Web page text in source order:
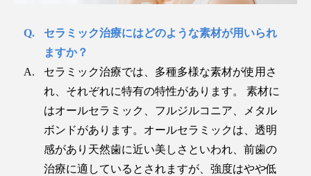
セラミック治療にはどのような素材が用いられ
ますか？
セラミック治療では、多種多様な素材が使用さ
れ、それぞれに特有の特性があります。 素材に
はオールセラミック、フルジルコニア、メタル
ボンドがあります。オールセラミックは、透明
感があり天然歯に近い美しさといわれ、前歯の
治療に適しているとされますが、強度はやや低